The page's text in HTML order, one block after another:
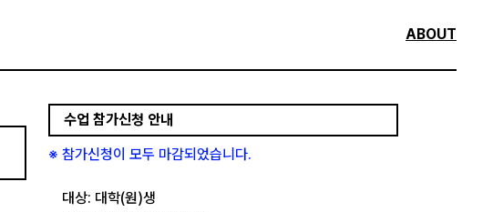
ABOUT
수업 참가신청 안내
※ 참가신청이 모두 마감되었습니다.
대상: 대학(원)생